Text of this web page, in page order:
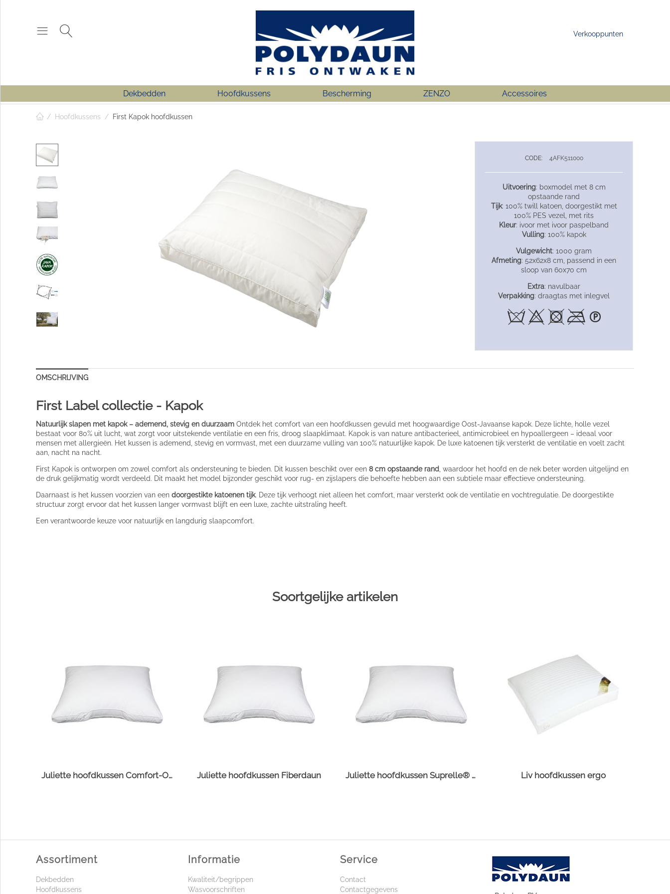
Verkooppunten
Dekbedden Hoofdkussens Bescherming ZENZO Accessoires
/ Hoofdkussens / First Kapok hoofdkussen
CODE: 4AFK511000
Uitvoering: boxmodel met 8 cm
opstaande rand
Tijk: 100% twill katoen, doorgestikt met
100% PES vezel, met rits
Kleur: ivoor met ivoor paspelband
Vulling: 100% kapok
Vulgewicht: 1000 gram
Afmeting: 52x62x8 cm, passend in een
sloop van 60x70 cm
Extra: navulbaar
Verpakking: draagtas met inlegvel
OMSCHRIJVING
First Label collectie - Kapok
Natuurlijk slapen met kapok – ademend, stevig en duurzaam Ontdek het comfort van een hoofdkussen gevuld met hoogwaardige Oost-Javaanse kapok. Deze lichte, holle vezel
bestaat voor 80% uit lucht, wat zorgt voor uitstekende ventilatie en een fris, droog slaapklimaat. Kapok is van nature antibacterieel, antimicrobieel en hypoallergeen – ideaal voor
mensen met allergieën. Het kussen is ademend, stevig en vormvast, met een duurzame vulling van 100% natuurlijke kapok. De luxe katoenen tijk versterkt de ventilatie en voelt zacht
aan, nacht na nacht.
First Kapok is ontworpen om zowel comfort als ondersteuning te bieden. Dit kussen beschikt over een 8 cm opstaande rand , waardoor het hoofd en de nek beter worden uitgelijnd en
de druk gelijkmatig wordt verdeeld. Dit maakt het model bijzonder geschikt voor rug- en zijslapers die behoefte hebben aan een subtiele maar effectieve ondersteuning.
Daarnaast is het kussen voorzien van een doorgestikte katoenen tijk. Deze tijk verhoogt niet alleen het comfort, maar versterkt ook de ventilatie en vochtregulatie. De doorgestikte
structuur zorgt ervoor dat het kussen langer vormvast blijft en een luxe, zachte uitstraling heeft.
Een verantwoorde keuze voor natuurlijk en langdurig slaapcomfort.
Soortgelijke artikelen
Juliette hoofdkussen Comfort-O-Bol Juliette hoofdkussen Fiberdaun Juliette hoofdkussen Suprelle® Protect Liv hoofdkussen ergo
Assortiment
Dekbedden
Hoofdkussens
Informatie
Kwaliteit/begrippen
Wasvoorschriften
Service
Contact
Contactgegevens